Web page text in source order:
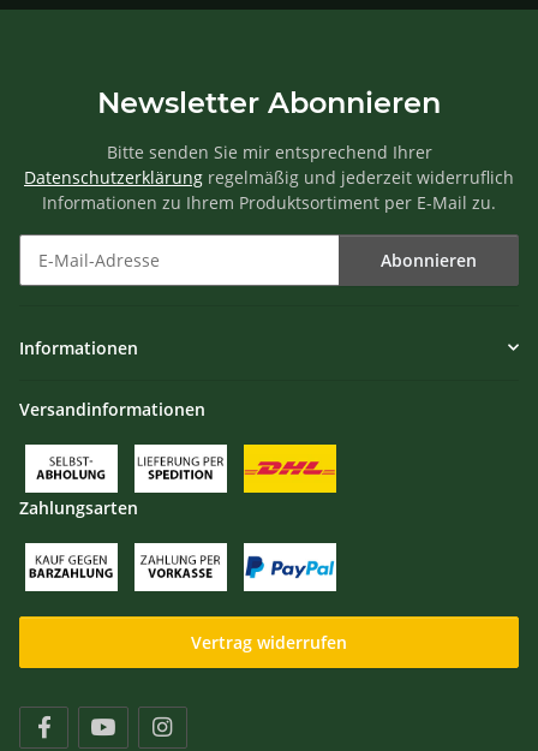
Newsletter Abonnieren
Bitte senden Sie mir entsprechend Ihrer
Datenschutzerklärung regelmäßig und jederzeit widerruflich
Informationen zu Ihrem Produktsortiment per E-Mail zu.
Abonnieren
Informationen
Versandinformationen
Zahlungsarten
Vertrag widerrufen